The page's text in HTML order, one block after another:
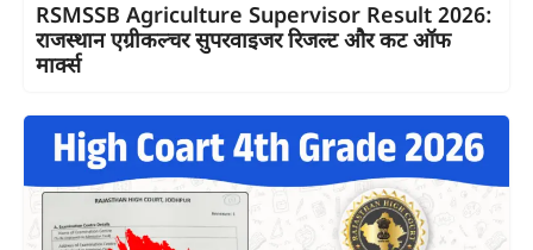
RSMSSB Agriculture Supervisor Result 2026:
राजस्थान एग्रीकल्चर सुपरवाइजर रिजल्ट और कट ऑफ
मार्क्स